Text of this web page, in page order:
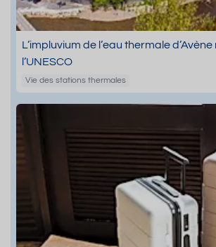
L’impluvium de l’eau thermale
l’UNESCO
Vie des stations thermales